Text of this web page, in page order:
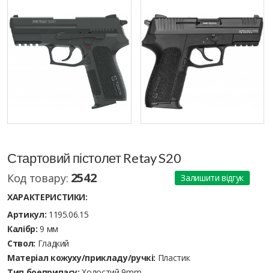
Стартовий пістолет Retay S20
Код товару: 2542
Залишити відгук
ХАРАКТЕРИСТИКИ:
Артикул: 1195.06.15
Калібр: 9 мм
Ствол: Гладкий
Матеріал кожуху/прикладу/ручкі: Пластик